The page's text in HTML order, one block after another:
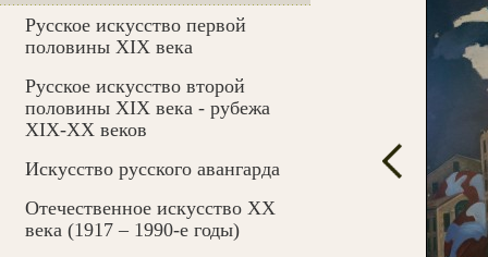
Русское искусство первой
половины XIX века
Русское искусство второй
половины XIX века - рубежа
XIX-ХХ веков
Искусство русского авангарда
Отечественное искусство XX
века (1917 – 1990-e годы)